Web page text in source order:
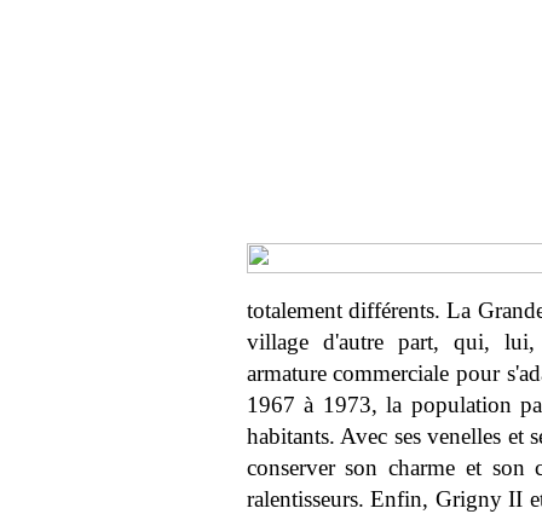
totalement différents. La
village d'autre part, qui, lui,
armature commerciale pour
1967 à 1973, la population
habitants. Avec ses venelles et
conserver son charme et son
ralentisseurs. Enfin, Grigny II